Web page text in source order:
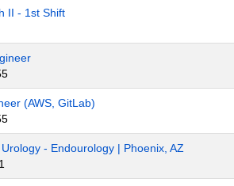
II - 1st Shift
(AWS, GitLab)
- Endourology | Phoenix, AZ